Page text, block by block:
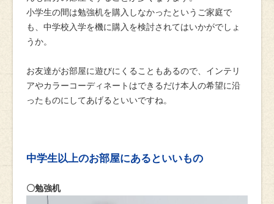
小学生の間は勉強机を購入しなかったというご家庭で
も、中学校入学を機に購入を検討されてはいかがでしょ
うか。
お友達がお部屋に遊びにくることもあるので、インテリ
アやカラーコーディネートはできるだけ本人の希望に沿
ったものにしてあげるといいですね。
中学生以上のお部屋にあるといいもの
〇勉強机